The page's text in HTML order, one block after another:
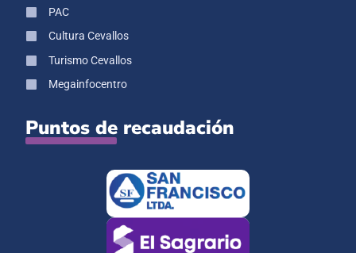
PAC
Cultura Cevallos
Turismo Cevallos
Megainfocentro
Puntos de recaudación